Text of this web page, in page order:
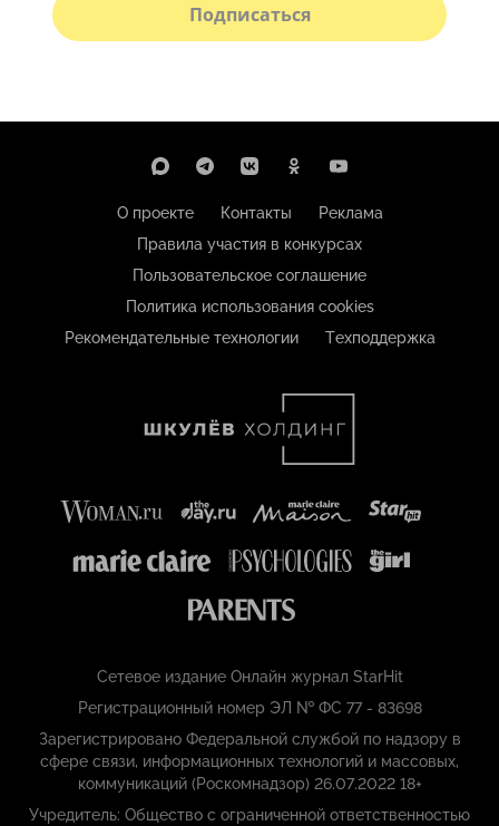
Подписаться
О проекте Контакты
Реклама
Правила участия в конкурсах
Пользовательское соглашение
Политика использования cookies
Рекомендательные технологии
Техподдержка
Сетевое издание Онлайн журнал StarHit
Регистрационный номер ЭЛ № ФС 77 - 83698
Зарегистрировано Федеральной службой по надзору в
сфере связи, информационных технологий и массовых,
коммуникаций (Роскомнадзор) 26.07.2022 18+
Учредитель: Общество с ограниченной ответственностью